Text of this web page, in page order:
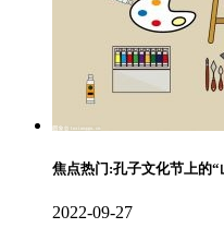
焦点热门:孔子文化节上的“
2022-09-27